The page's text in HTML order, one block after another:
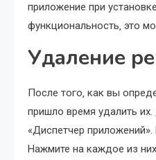
приложение при
функциональность‚ это
Удаление
После того‚ как вы
пришло время удалить
«Диспетчер
Нажмите на каждое из